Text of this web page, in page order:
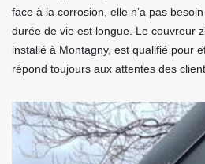
face à la corrosion, elle n’a pas
durée de vie est longue. Le couvreur
installé à Montagny, est qualifié pour
répond toujours aux attentes des